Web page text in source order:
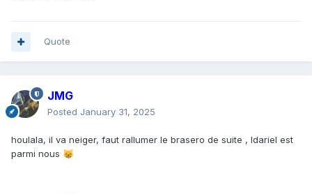
Quote
JMG
Posted January 31, 2025
houlala, il va neiger, faut rallumer le brasero de suite , Idariel est
parmi nous 😸